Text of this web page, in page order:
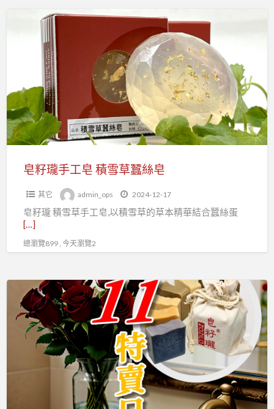
皂
積
雪
草
皂籽瓏手工皂 積雪草蠶絲皂
其它 admin_ops 2024-12-17
皂籽瓏 積雪草手工皂,以積雪草的草本精華結合蠶絲蛋
[…]
總瀏覽899 , 今天瀏覽2
瓏,
龍